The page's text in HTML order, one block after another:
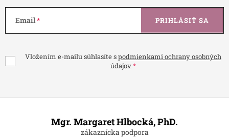
Email
Vložením e-mailu súhlasíte spodmienkami ochrany osobných
údajov
PRIHLÁSIŤ SA
Mgr. Margaret Hlbocká, PhD.